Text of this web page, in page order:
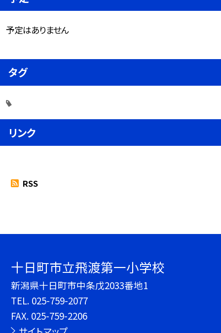
予定はありません
タグ
リンク
RSS
十日町市立飛渡第一小学校
新潟県十日町市中条戊2033番地1
TEL. 025-759-2077
FAX. 025-759-2206